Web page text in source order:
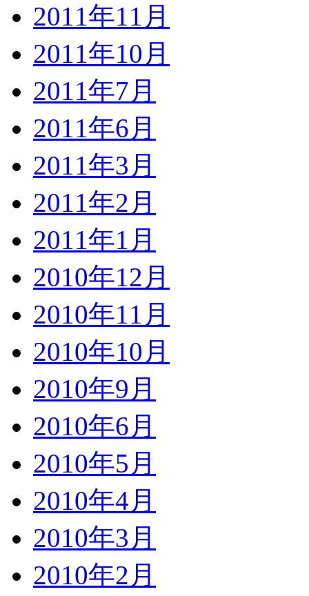
2011年11月
2011年10月
2011年7月
2011年6月
2011年3月
2011年2月
2011年1月
2010年12月
2010年11月
2010年10月
2010年9月
2010年6月
2010年5月
2010年4月
2010年3月
2010年2月